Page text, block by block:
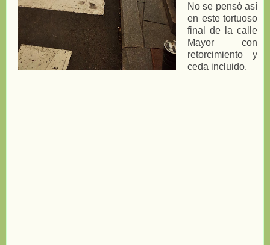
No se pensó así
en este tortuoso
final de la calle
Mayor con
retorcimiento y
ceda incluido.